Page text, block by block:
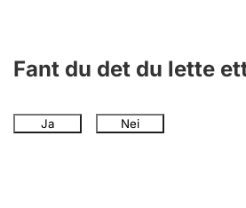
Fant du det du lette
Ja Nei